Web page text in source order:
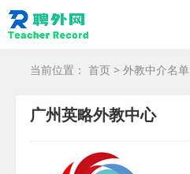
当前位置： 首页 > 外教中介名单
广州英略外教中心